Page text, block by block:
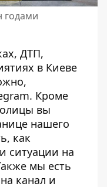
годами
ДТП,
в Киеве
. Кроме
вы
нашего
как
ситуации на
мы есть
канал и